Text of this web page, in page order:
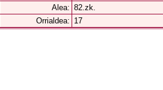
Alea: 82.zk.
Orrialdea: 17